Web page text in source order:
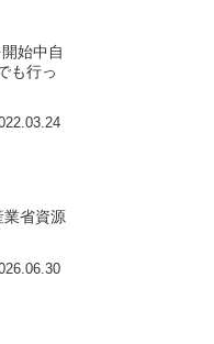
始中自
も行っ
省資源